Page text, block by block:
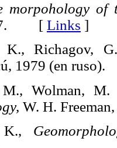
morpohology
[ Links ]
K., Richagov,
1979 (en
Wolman,
W. H.
K.,